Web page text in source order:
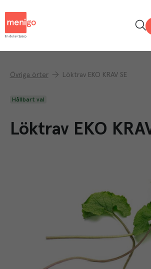
Övriga örter Löktrav EKO KRAV SE
Hållbart val
Löktrav EKO